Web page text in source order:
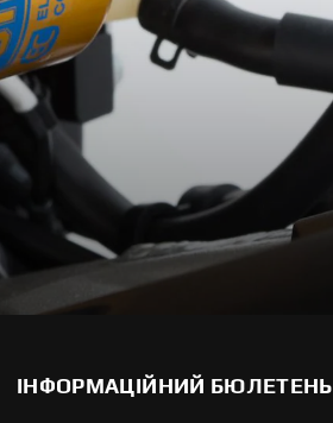
ІНФОРМАЦІЙНИЙ БЮЛЕТЕНЬ